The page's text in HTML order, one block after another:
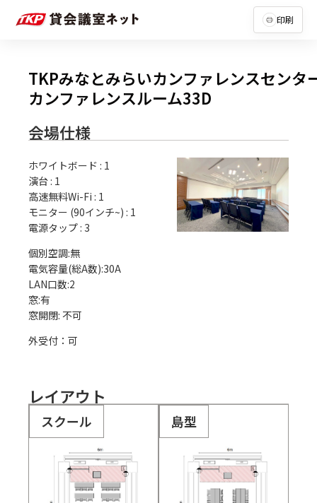
印刷
TKPみなとみらいカンファレンスセンタ
カンファレンスルーム33D
会場仕様
ホワイトボード : 1
演台 : 1
高速無料Wi-Fi : 1
モニター (90インチ~) : 1
電源タップ : 3
個別空調:無
電気容量(総A数):30A
LAN口数:2
窓:有
外受付：可
レイアウト
スクール 島型